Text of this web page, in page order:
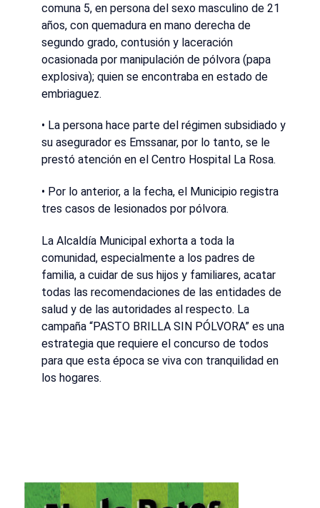
comuna 5, en persona del sexo masculino de 21
años, con quemadura en mano derecha de
segundo grado, contusión y laceración
ocasionada por manipulación de pólvora (papa
explosiva); quien se encontraba en estado de
embriaguez.
• La persona hace parte del régimen subsidiado y
su asegurador es Emssanar, por lo tanto, se le
prestó atención en el Centro Hospital La Rosa.
• Por lo anterior, a la fecha, el Municipio registra
tres casos de lesionados por pólvora.
La Alcaldía Municipal exhorta a toda la
comunidad, especialmente a los padres de
familia, a cuidar de sus hijos y familiares, acatar
todas las recomendaciones de las entidades de
salud y de las autoridades al respecto. La
campaña “PASTO BRILLA SIN PÓLVORA” es una
estrategia que requiere el concurso de todos
para que esta época se viva con tranquilidad en
los hogares.